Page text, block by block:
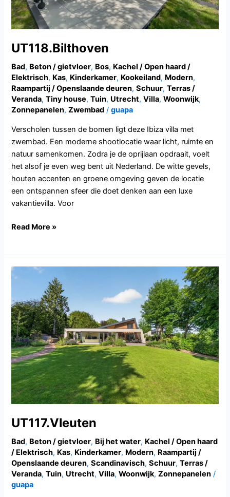
UT118.Bilthoven
Bad, Beton / gietvloer, Bos, Kachel / Open haard /
Elektrisch, Kas, Kinderkamer, Kookeiland, Modern,
Raampartij / Openslaande deuren,Schuur,Terras /
Veranda,Tiny house,Tuin, Utrecht,Villa,Woonwijk,
Zonnepanelen,Zwembad /guapa
Verscholen tussen de bomen ligt deze Ibiza villa met
zwembad. Een moderne shootlocatie waar licht, ruimte en
natuur samenkomen. Zodra je de oprijlaan opdraait, voelt
het alsof je even weg bent uit Nederland. De witte gevels,
houten accenten en groene omgeving geven de locatie
een ontspannen sfeer die doet denken aan een luxe
vakantievilla. Voor
Read More »
UT117.Vleuten
Bad, Beton / gietvloer, Bij het water, Kachel / Open haard
/ Elektrisch, Kas, Kinderkamer, Modern, Raampartij /
Openslaande deuren,Scandinavisch,Schuur,Terras /
Veranda,Tuin, Utrecht,Villa,Woonwijk,Zonnepanelen /
guapa
UT117.Vleuten